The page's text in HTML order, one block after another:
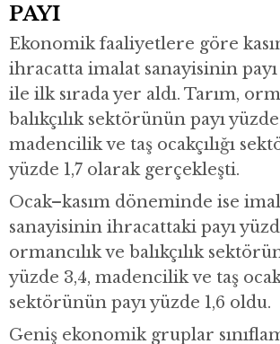
PAYI
Ekonomik faaliyetlere göre
ihracatta imalat sanayisinin payı
ile ilk sırada yer aldı. Tarım,
balıkçılık sektörünün payı
madencilik ve taş ocakçılığı
yüzde 1,7 olarak gerçekleşti.
Ocak–kasım döneminde ise
sanayisinin ihracattaki payı
ormancılık ve balıkçılık
yüzde 3,4, madencilik ve taş
sektörünün payı yüzde 1,6 oldu.
Geniş ekonomik gruplar